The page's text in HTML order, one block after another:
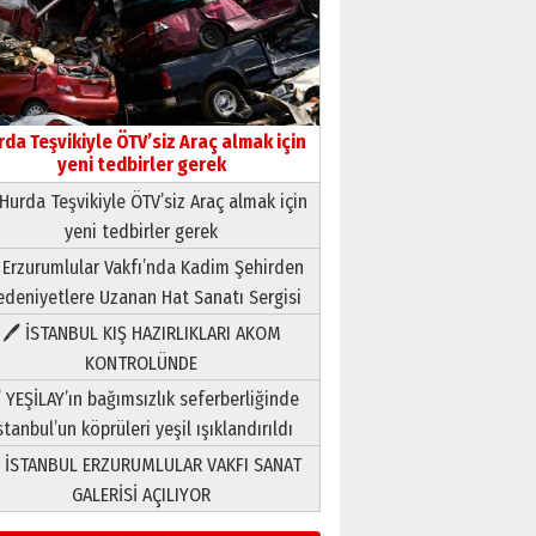
Teşvikiyle ÖTV’siz Araç almak için
yeni tedbirler gerek
Teşvikiyle ÖTV’siz Araç almak için
yeni tedbirler gerek
Vakfı’nda Kadim Şehirden
Uzanan Hat Sanatı Sergisi
🖊 İSTANBUL KIŞ HAZIRLIKLARI AKOM
KONTROLÜNDE
bağımsızlık seferberliğinde
köprüleri yeşil ışıklandırıldı
ERZURUMLULAR VAKFI SANAT
GALERİSİ AÇILIYOR
Neşat YALÇIN
Paranın Aile Kültüründeki Yeri
03 Ağustos 2026 Pazartesi
Yıldırım Gündoğdu
HAVVA’NIN ÜÇ KIZI
09 Temmuz 2026 Perşembe
Yusuf POLAT
Şampiyonluk Sebahattin
Şirin’e yazar
11 Mayıs 2026 Pazartesi